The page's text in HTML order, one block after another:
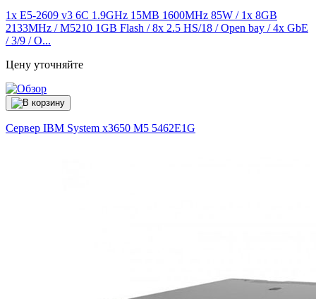
1x E5-2609 v3 6C 1.9GHz 15MB 1600MHz 85W / 1x 8GB
2133MHz / M5210 1GB Flash / 8x 2.5 HS/18 / Open bay / 4x GbE
/ 3/9 / O...
Цену уточняйте
Сервер IBM System x3650 M5 5462E1G